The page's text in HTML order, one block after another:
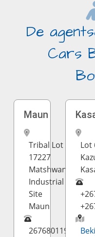
De
Cars
Maun
Tribal Lot
17227
Matshwane
Industrial
Site
Maun
2676801191
Lot